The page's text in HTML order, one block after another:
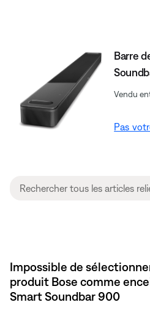
Barre
Vendu
Pas
Impossible de
produit Bose comme
Smart Soundbar 900